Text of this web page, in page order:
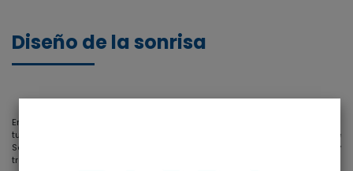
Diseño de la sonrisa
En
tu personalidad distintiva. Nuestro exclusivo servicio de Diseño de
Sonrisa está diseñado para realzar la
y
transformar tu expresión facial con resultados excepcionales.